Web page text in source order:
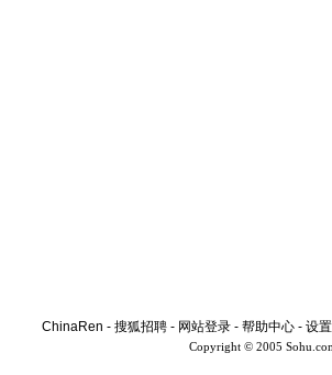
ChinaRen - 搜狐招聘 - 网站登录 - 帮助中心 - 设
Copyright © 2005